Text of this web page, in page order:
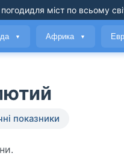
для міст по всьому
▼ Африка ▼
показники